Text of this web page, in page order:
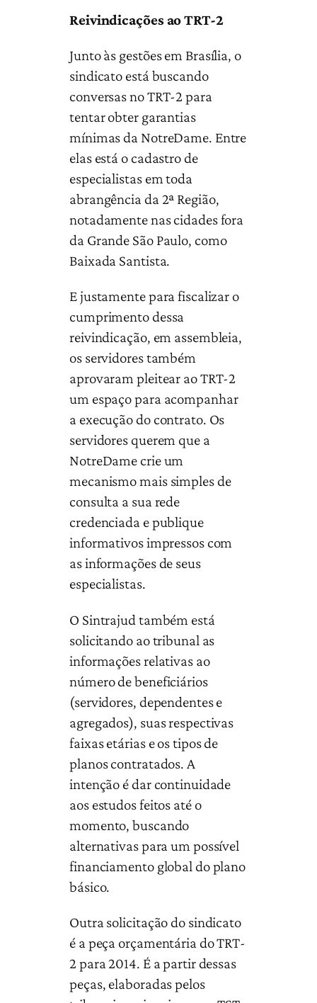
Reivindicações ao TRT-2
Junto às gestões em Brasília, o
sindicato está buscando
conversas no TRT-2 para
tentar obter garantias
mínimas da NotreDame. Entre
elas está o cadastro de
especialistas em toda
abrangência da 2ª Região,
notadamente nas cidades fora
da Grande São Paulo, como
Baixada Santista.
E justamente para fiscalizar o
cumprimento dessa
reivindicação, em assembleia,
os servidores também
aprovaram pleitear ao TRT-2
um espaço para acompanhar
a execução do contrato. Os
servidores querem que a
NotreDame crie um
mecanismo mais simples de
consulta a sua rede
credenciada e publique
informativos impressos com
as informações de seus
especialistas.
O Sintrajud também está
solicitando ao tribunal as
informações relativas ao
número de beneficiários
(servidores, dependentes e
agregados), suas respectivas
faixas etárias e os tipos de
planos contratados. A
intenção é dar continuidade
aos estudos feitos até o
momento, buscando
alternativas para um possível
financiamento global do plano
básico.
Outra solicitação do sindicato
é a peça orçamentária do TRT-
2 para 2014. É a partir dessas
peças, elaboradas pelos